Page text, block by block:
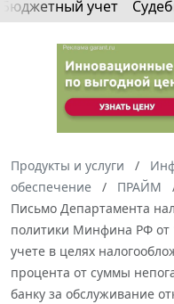
Бюджетный учет
Продукты и услуги
обеспечение
ПРАЙМ
Письмо Департамента
политики Минфина РФ от
учете в целях
процента от суммы
банку за обслуживание